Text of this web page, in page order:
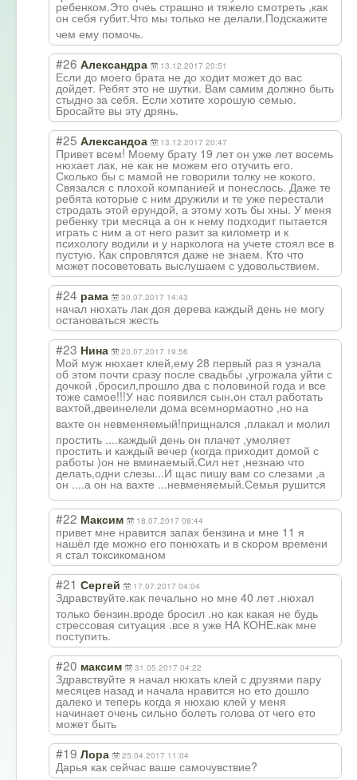
ребенком.Это очеь страшно и тяжело смотреть ,как
он себя губит.Что мы только не делали.Подскажите
чем ему помочь.
#26 Александpa 13.12.2017 20:51
Если до моего брата не до ходит может до вас
дойдет. Ребят это не шутки. Вам самим должно быть
стыдно за себя. Если хотите хорошую семью.
Бросайте вы эту дрянь.
#25 Александоа 13.12.2017 20:47
Привет всем! Моему брату 19 лет он уже лет восемь
нюхает лак, не как не можем его отучить его.
Сколько бы с мамой не говорили толку не кокого.
Связался с плохой компанией и понеслось. Даже те
ребята которые с ним дружили и те уже перестали
стродать этой ерундой, а этому хоть бы хны. У меня
ребенку три месяца а он к нему подходит пытается
играть с ним а от него разит за километр и к
психологу водили и у нарколога на учете стоял все в
пустую. Как спровлятся даже не знаем. Кто что
может посоветовать выслушаем с удовольствием.
#24 рама 30.07.2017 14:43
начал нюхать лак доя дерева каждый день не могу
остановаться жесть
#23 Нина 20.07.2017 19:56
Мой муж нюхает клей,ему 28 первый раз я узнала
об этом почти сразу после свадьбы ,угрожала уйти с
дочкой ,бросил,прошло два с половиной года и все
тоже самое!!!У нас появился сын,он стал работать
вахтой,двеинелели дома всемнормаотно ,но на
вахте он невменяемый!прищнался ,плакал и молил
простить ....каждый день он плачет ,умоляет
простить и каждый вечер (когда приходит домой с
работы )он не вминаемый.Сил нет ,незнаю что
делать,одни слезы...И щас пишу вам со слезами ,а
он ....а он на вахте ...невменяемый.Семья рушится
#22 Максим 18.07.2017 08:44
привет мне нравится запах бензина и мне 11 я
нашёл где можно его понюхать и в скором времени
я стал токсикоманом
#21 Сергей 17.07.2017 04:04
Здравствуйте.как печально но мне 40 лет .нюхал
только бензин.вроде бросил .но как какая не будь
стрессовая ситуация .все я уже НА КОНЕ.как мне
поступить.
#20 максим 31.05.2017 04:22
Здравствуйте я начал нюхать клей с друзями пару
месяцев назад и начала нравится но ето дошло
далеко и теперь когда я нюхаю клей у меня
начинает очень сильно болеть голова от чего ето
может быть
#19 Лора 25.04.2017 11:04
Дарья как сейчас ваше самочувствие?